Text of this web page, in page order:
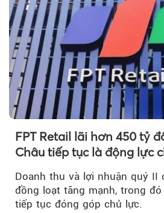
FPT Retail lãi hơn 450 tỷ
Châu tiếp tục là động lực
Doanh thu và lợi nhuận quý II
đồng loạt tăng mạnh, trong
tiếp tục đóng góp chủ lực.